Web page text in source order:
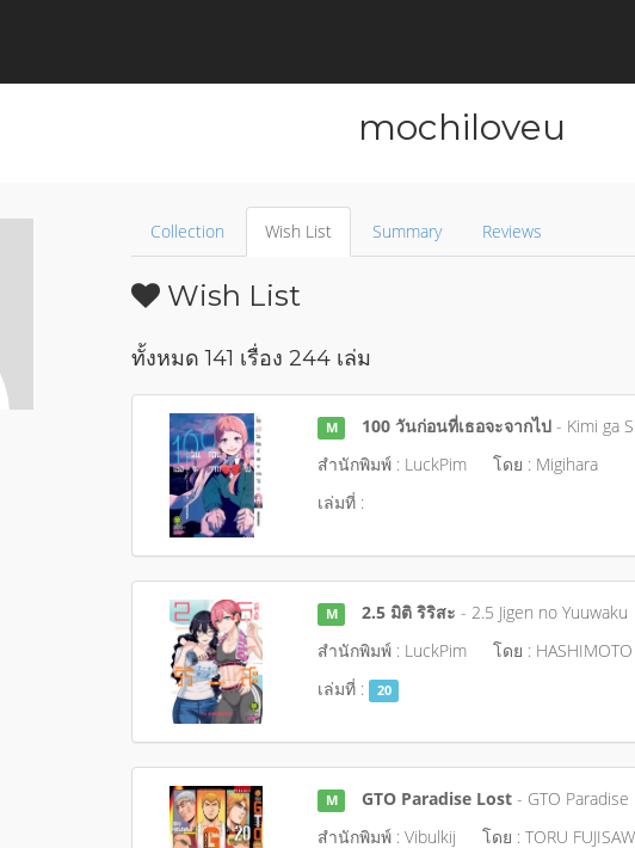
mochiloveu
Collection Wish List Summary Reviews
Wish List
ทั้งหมด 141 เรื่อง 244 เล่ม
M 100 วันก่อนที่เธอจะจากไป - Kimi ga
สำนักพิมพ์ : LuckPim
โดย : Migihara
เล่มที่ :
M 2.5 มิติ ริริสะ - 2.5 Jigen no Yuuwaku
สำนักพิมพ์ : LuckPim
โดย : HASHIMOTO
เล่มที่ : 20
M GTO Paradise Lost - GTO Paradise
สำนักพิมพ์ : Vibulkij
โดย : TORU